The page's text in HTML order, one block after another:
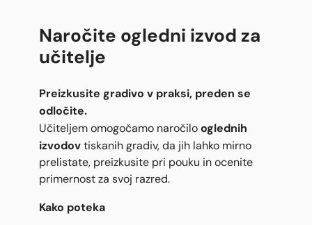
Naročite ogledni izvod za
učitelje
Preizkusite gradivo v praksi, preden se
odločite.
Učiteljem omogočamo naročilo oglednih
izvodov tiskanih gradiv, da jih lahko mirno
prelistate, preizkusite pri pouku in ocenite
primernost za svoj razred.
Kako poteka